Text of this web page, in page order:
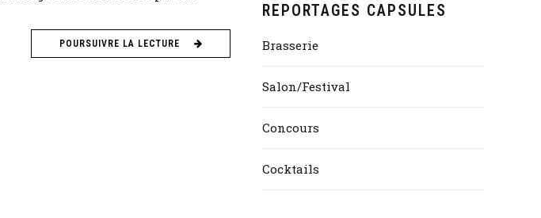
POURSUIVRE LA LECTURE
REPORTAGES CAPSULES
Brasserie
Salon/Festival
Concours
Cocktails